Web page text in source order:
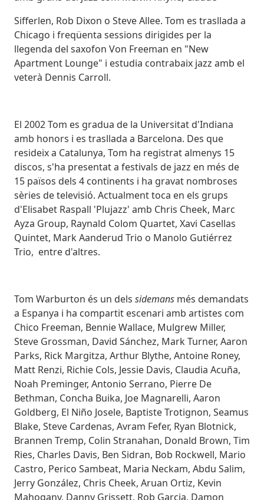
Sifferlen, Rob Dixon o Steve Allee. Tom es trasllada a
Chicago i freqüenta sessions dirigides per la
llegenda del saxofon Von Freeman en "New
Apartment Lounge" i estudia contrabaix jazz amb el
veterà Dennis Carroll.
El 2002 Tom es gradua de la Universitat d'Indiana
amb honors i es trasllada a Barcelona. Des que
resideix a Catalunya, Tom ha registrat almenys 15
discos, s'ha presentat a festivals de jazz en més de
15 països dels 4 continents i ha gravat nombroses
sèries de televisió. Actualment toca en els grups
d'Elisabet Raspall 'Plujazz' amb Chris Cheek, Marc
Ayza Group, Raynald Colom Quartet, Xavi Casellas
Quintet, Mark Aanderud Trio o Manolo Gutiérrez
Trio, entre d'altres.
Tom Warburton és un dels sidemans més demandats
a Espanya i ha compartit escenari amb artistes com
Chico Freeman, Bennie Wallace, Mulgrew Miller,
Steve Grossman, David Sánchez, Mark Turner, Aaron
Parks, Rick Margitza, Arthur Blythe, Antoine Roney,
Matt Renzi, Richie Cols, Jessie Davis, Claudia Acuña,
Noah Preminger, Antonio Serrano, Pierre De
Bethman, Concha Buika, Joe Magnarelli, Aaron
Goldberg, El Niño Josele, Baptiste Trotignon, Seamus
Blake, Steve Cardenas, Avram Fefer, Ryan Blotnick,
Brannen Tremp, Colin Stranahan, Donald Brown, Tim
Ries, Charles Davis, Ben Sidran, Bob Rockwell, Mario
Castro, Perico Sambeat, Maria Neckam, Abdu Salim,
Jerry González, Chris Cheek, Aruan Ortiz, Kevin
Mahogany, Danny Grissett, Rob Garcia, Damon